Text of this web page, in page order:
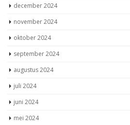
december 2024
november 2024
oktober 2024
september 2024
augustus 2024
juli 2024
juni 2024
mei 2024